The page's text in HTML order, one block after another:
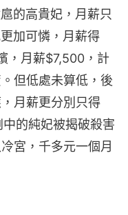
的高貴妃，月薪只
加可憐，月薪得
，月薪$7,500，計
但低處未算低，後
月薪更分別只得
的純妃被揭破殺害
宮，千多元一個月